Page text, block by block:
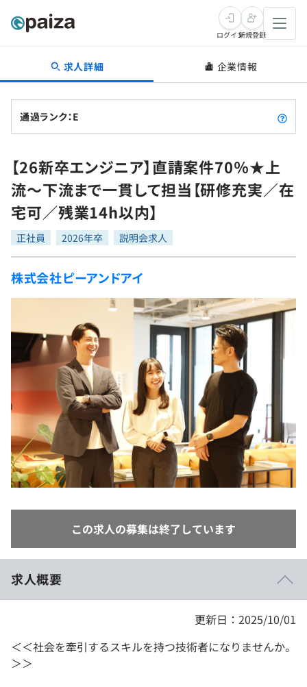
転職・キャリア
転職成功ガイド
転職エージェント
インタビュー
転職成功ガイド
新卒就活
求人検索
本選考
インターン
新卒エージェント
インタビュー
就活成功ガイド
学習
問題集
4択課題
リファレンス
個人向けプラン
法人向けプラン
学校向けプラン
プログラミング言語
再チャレンジ結果一覧
ゲーム・マンガ
Tech Team Journal
paiza times
note
paizaとは？
ログイン新規登録
求人詳細 企業情報
通過ランク：E
【26新卒エンジニア】直請案件70％★上
流～下流まで一貫して担当【研修充実／在
宅可／残業14h以内】
正社員 2026年卒 説明会求人
株式会社ピーアンドアイ
この求人の募集は終了しています
求人概要
更新日：2025/10/01
＜＜社会を牽引するスキルを持つ技術者になりませんか。
＞＞